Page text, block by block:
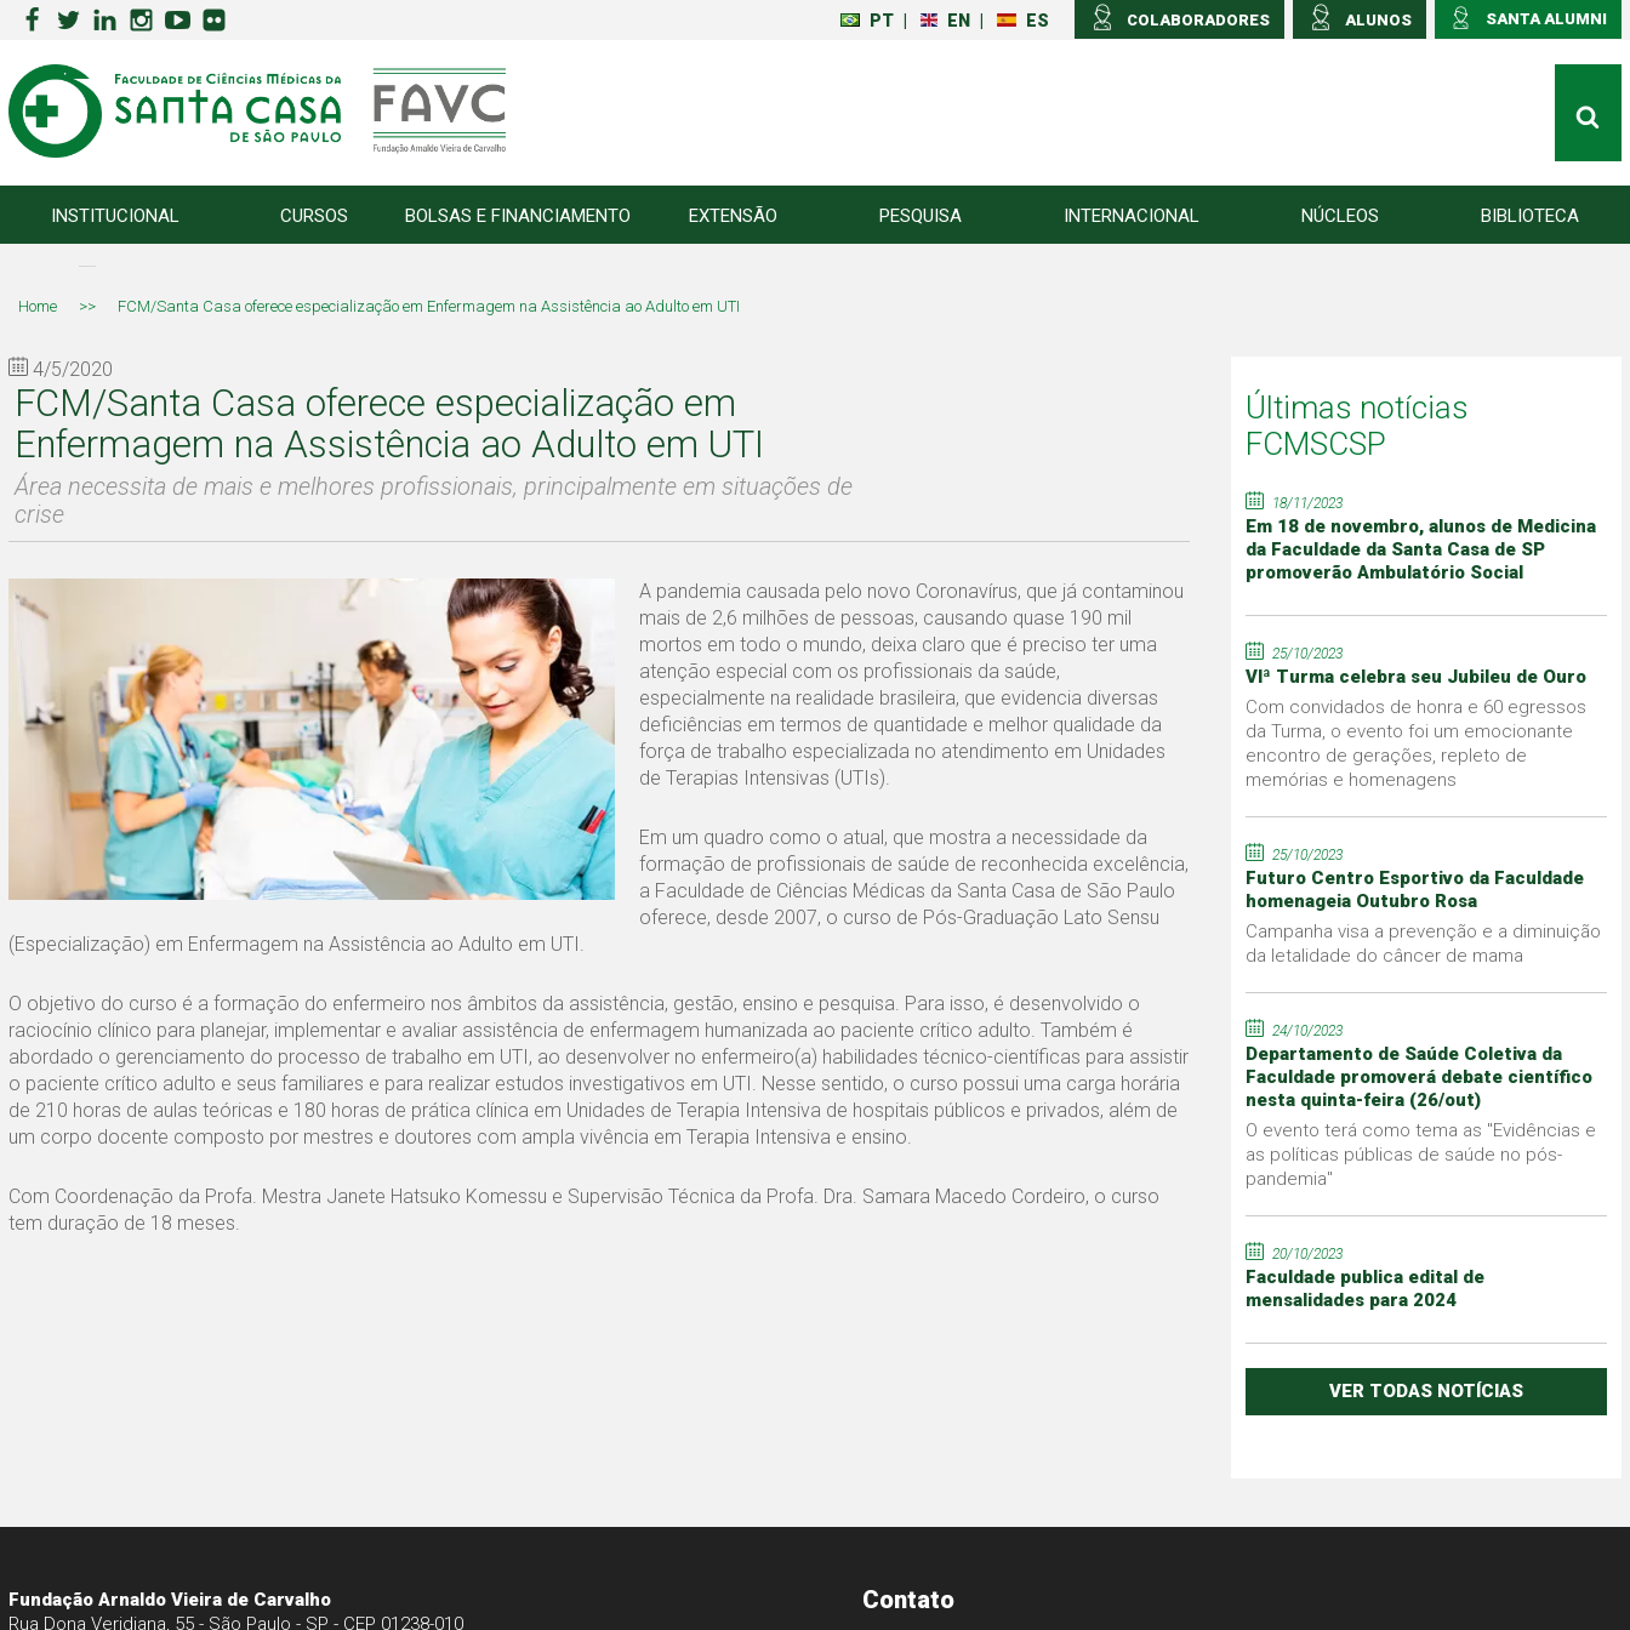
SANTA ALUMNI
ALUNOS
COLABORADORES
PT EN ES
INSTITUCIONAL CURSOS BOLSAS E FINANCIAMENTO EXTENSÃO PESQUISA INTERNACIONAL NÚCLEOS BIBLIOTECA
Home >> FCM/Santa Casa oferece especialização em Enfermagem na Assistência ao Adulto em UTI
4/5/2020
FCM/Santa Casa oferece especialização em
Enfermagem na Assistência ao Adulto em UTI
Área necessita de mais e melhores profissionais, principalmente em situações de
crise
A pandemia causada pelo novo Coronavírus, que já contaminou
mais de 2,6 milhões de pessoas, causando quase 190 mil
mortos em todo o mundo, deixa claro que é preciso ter uma
atenção especial com os profissionais da saúde,
especialmente na realidade brasileira, que evidencia diversas
deficiências em termos de quantidade e melhor qualidade da
força de trabalho especializada no atendimento em Unidades
de Terapias Intensivas (UTIs).
Em um quadro como o atual, que mostra a necessidade da
formação de profissionais de saúde de reconhecida excelência,
a Faculdade de Ciências Médicas da Santa Casa de São Paulo
oferece, desde 2007, o curso de Pós-Graduação Lato Sensu
(Especialização) em Enfermagem na Assistência ao Adulto em UTI.
O objetivo do curso é a formação do enfermeiro nos âmbitos da assistência, gestão, ensino e pesquisa. Para isso, é desenvolvido o
raciocínio clínico para planejar, implementar e avaliar assistência de enfermagem humanizada ao paciente crítico adulto. Também é
abordado o gerenciamento do processo de trabalho em UTI, ao desenvolver no enfermeiro(a) habilidades técnico-científicas para assistir
o paciente crítico adulto e seus familiares e para realizar estudos investigativos em UTI. Nesse sentido, o curso possui uma carga horária
de 210 horas de aulas teóricas e 180 horas de prática clínica em Unidades de Terapia Intensiva de hospitais públicos e privados, além de
um corpo docente composto por mestres e doutores com ampla vivência em Terapia Intensiva e ensino.
Com Coordenação da Profa. Mestra Janete Hatsuko Komessu e Supervisão Técnica da Profa. Dra. Samara Macedo Cordeiro, o curso
tem duração de 18 meses.
Últimas notícias
FCMSCSP
18/11/2023
Em 18 de novembro, alunos de Medicina
da Faculdade da Santa Casa de SP
promoverão Ambulatório Social
25/10/2023
VIª Turma celebra seu Jubileu de Ouro
Com convidados de honra e 60 egressos
da Turma, o evento foi um emocionante
encontro de gerações, repleto de
memórias e homenagens
25/10/2023
Futuro Centro Esportivo da Faculdade
homenageia Outubro Rosa
Campanha visa a prevenção e a diminuição
da letalidade do câncer de mama
24/10/2023
Departamento de Saúde Coletiva da
Faculdade promoverá debate científico
nesta quinta-feira (26/out)
O evento terá como tema as "Evidências e
as políticas públicas de saúde no pós-
pandemia"
20/10/2023
Faculdade publica edital de
mensalidades para 2024
VER TODAS NOTÍCIAS
Fundação Arnaldo Vieira de Carvalho
Rua Dona Veridiana, 55 - São Paulo - SP - CEP 01238-010
Contato